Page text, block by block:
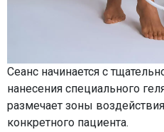
Сеанс начинается с
нанесения специального
размечает зоны
конкретного пациента.